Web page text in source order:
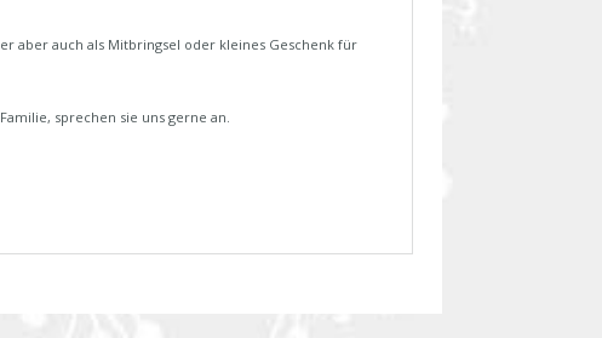
aber auch als Mitbringsel oder kleines Geschenk für
sprechen sie uns gerne an.